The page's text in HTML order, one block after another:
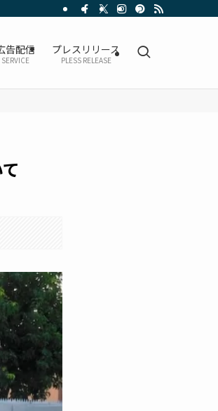
告配信
SERVICE
プレスリリース
PLESS RELEASE